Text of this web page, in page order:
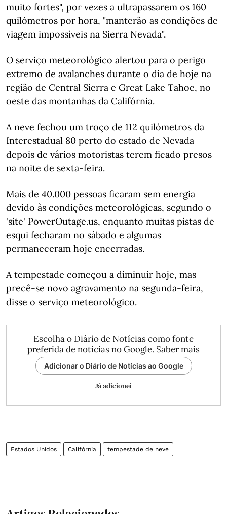
muito fortes", por vezes a ultrapassarem os 160
quilómetros por hora, "manterão as condições de
viagem impossíveis na Sierra Nevada".
O serviço meteorológico alertou para o perigo
extremo de avalanches durante o dia de hoje na
região de Central Sierra e Great Lake Tahoe, no
oeste das montanhas da Califórnia.
A neve fechou um troço de 112 quilómetros da
Interestadual 80 perto do estado de Nevada
depois de vários motoristas terem ficado presos
na noite de sexta-feira.
Mais de 40.000 pessoas ficaram sem energia
devido às condições meteorológicas, segundo o
'site' PowerOutage.us, enquanto muitas pistas de
esqui fecharam no sábado e algumas
permaneceram hoje encerradas.
A tempestade começou a diminuir hoje, mas
precê-se novo agravamento na segunda-feira,
disse o serviço meteorológico.
Escolha o Diário de Notícias como fonte
preferida de notícias no Google. Saber mais
Adicionar o Diário de Notícias ao Google
Já adicionei
Estados Unidos Califórnia tempestade de neve